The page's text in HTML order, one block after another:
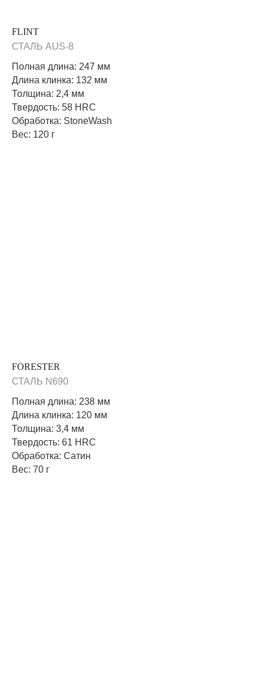
FLINT
СТАЛЬ AUS-8
Полная длина: 247 мм
Длина клинка: 132 мм
Толщина: 2,4 мм
Твердость: 58 HRC
Обработка: StoneWash
Вес: 120 г
FORESTER
СТАЛЬ N690
Полная длина: 238 мм
Длина клинка: 120 мм
Толщина: 3,4 мм
Твердость: 61 HRC
Обработка: Сатин
Вес: 70 г